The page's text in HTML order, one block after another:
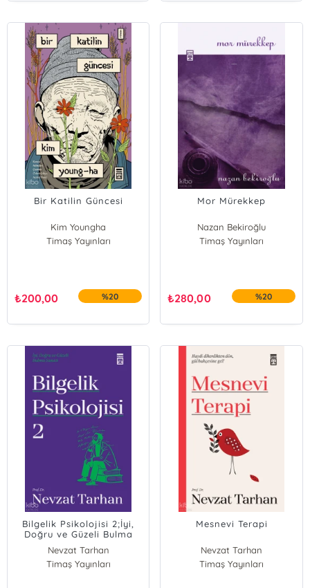
Bir Katilin Güncesi
Kim Youngha
Açelya Yavuz
Timaş Yayınları
₺200,00 %20
Mor Mürekkep
Nazan Bekiroğlu
Timaş Yayınları
₺280,00 %20
Bilgelik Psikolojisi 2;İyi,
Doğru ve Güzeli Bulma
Nevzat Tarhan
Timaş Yayınları
Mesnevi Terapi
Nevzat Tarhan
Timaş Yayınları